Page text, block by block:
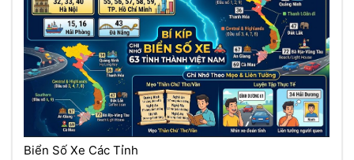
Biển Số Xe Các Tỉnh